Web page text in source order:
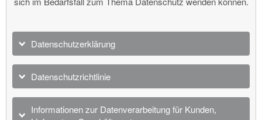
Datenschutzerklärung
Datenschutzrichtlinie
Informationen zur Datenverarbeitung für Kunden,